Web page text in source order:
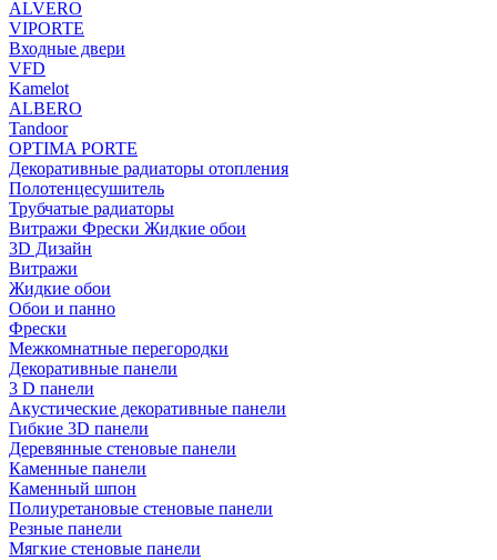
ALVERO
VIPORTE
Входные двери
VFD
Kamelot
ALBERO
Tandoor
OPTIMA PORTE
Декоративные радиаторы отопления
Полотенцесушитель
Трубчатые радиаторы
Витражи Фрески Жидкие обои
3D Дизайн
Витражи
Жидкие обои
Обои и панно
Фрески
Межкомнатные перегородки
Декоративные панели
3 D панели
Акустические декоративные панели
Гибкие 3D панели
Деревянные стеновые панели
Каменные панели
Каменный шпон
Полиуретановые стеновые панели
Резные панели
Мягкие стеновые панели